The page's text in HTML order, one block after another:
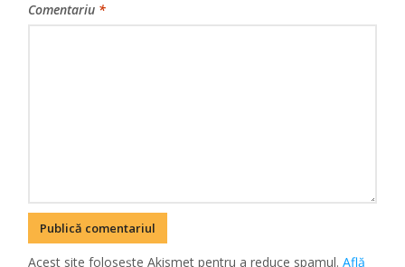
Comentariu *
Acest site folosește Akismet pentru a reduce spamul.Află